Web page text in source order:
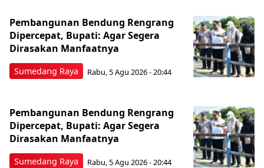
Sumedang Raya
Pembangunan Bendung Rengrang
Dipercepat, Bupati: Agar Segera
Dirasakan Manfaatnya
Rabu, 5 Agu 2026 - 20:44
Sumedang Raya
Pembangunan Bendung Rengrang
Dipercepat, Bupati: Agar Segera
Dirasakan Manfaatnya
Rabu, 5 Agu 2026 - 20:44